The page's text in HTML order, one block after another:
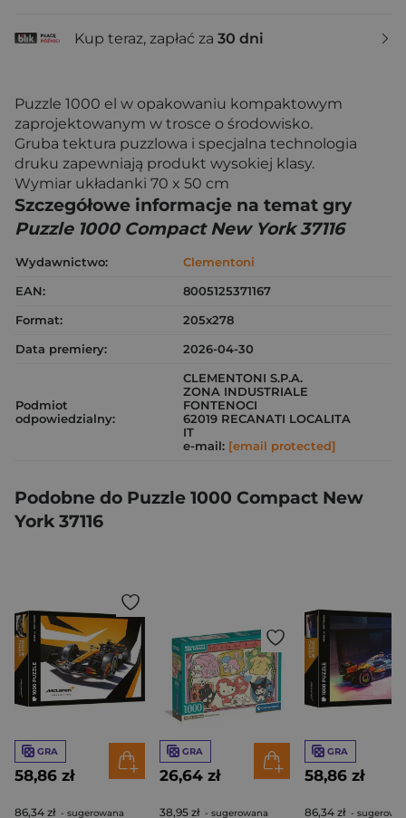
Kup teraz, zapłać za 30 dni
Puzzle 1000 el w opakowaniu kompaktowym
zaprojektowanym w trosce o środowisko.
Gruba tektura puzzlowa i specjalna technologia
druku zapewniają produkt wysokiej klasy.
Wymiar układanki 70 x 50 cm
Szczegółowe informacje na temat gry
Puzzle 1000 Compact New York 37116
Wydawnictwo:
Clementoni
EAN:
8005125371167
Format:
205x278
Data premiery:
2026-04-30
Podmiot
odpowiedzialny:
CLEMENTONI S.P.A.
ZONA INDUSTRIALE
FONTENOCI
62019 RECANATI LOCALITA
IT
e-mail: [email protected]
Podobne do Puzzle 1000 Compact New
York 37116
GRA
58,86 zł
86,34 zł - sugerowana
GRA
26,64 zł
38,95 zł - sugerowana
GRA
58,86 zł
86,34 zł -